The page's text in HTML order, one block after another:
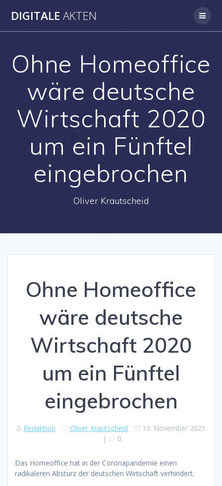
DIGITALE AKTEN
Ohne Homeoffice
wäre deutsche
Wirtschaft 2020
um ein Fünftel
eingebrochen
Oliver Krautscheid
Ohne Homeoffice
wäre deutsche
Wirtschaft 2020
um ein Fünftel
eingebrochen
Redaktion Oliver Krautscheid
19. November 2021
|
0
Das Homeoffice hat in der Coronapandemie einen
radikaleren Absturz der deutschen Wirtschaft verhindert.